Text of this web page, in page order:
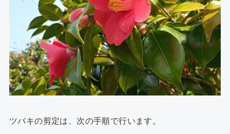
ツバキの剪定は、次の手順で行います。